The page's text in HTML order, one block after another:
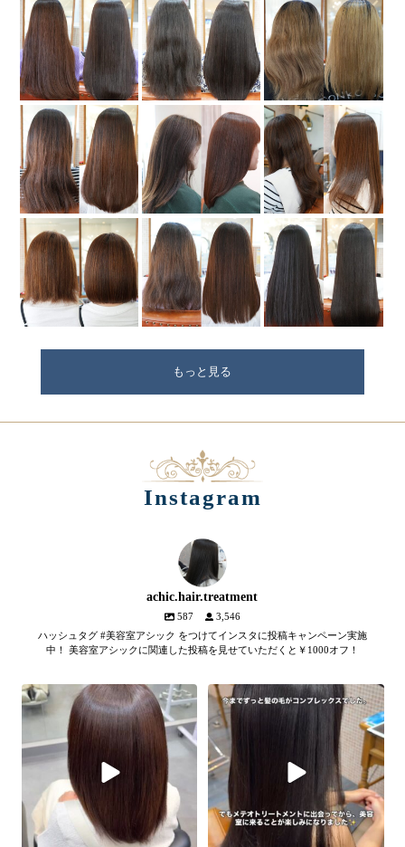
もっと見る
Instagram
achic.hair.treatment
587
3,546
ハッシュタグ #美容室アシック をつけてインスタに投稿キャンペーン実施
中！ 美容室アシックに関連した投稿を見せていただくと￥1000オフ！
【髪質改善メテオトリートメン
SNSやYouTubeで話題のメテオト
リートメント。
髪のツヤ、諦めていません
1